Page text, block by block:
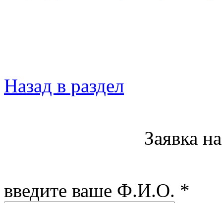
Назад в раздел
Заявка
введите ваше Ф.И.О. *